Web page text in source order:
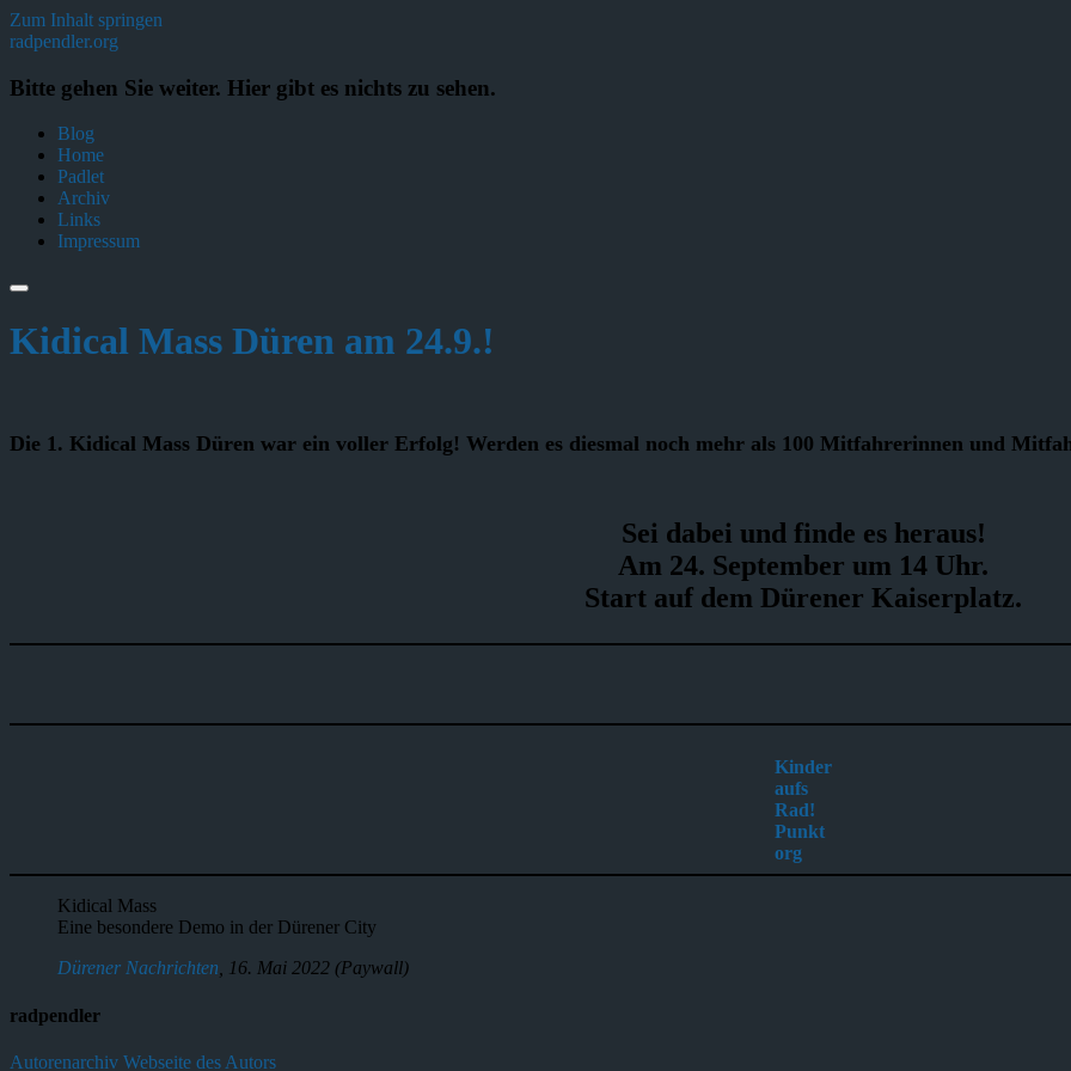
Zum Inhalt springen
radpendler.org
Bitte gehen Sie weiter. Hier gibt es nichts zu sehen.
Blog
Home
Padlet
Archiv
Links
Impressum
Kidical Mass Düren am 24.9.!
Die 1. Kidical Mass Düren war ein voller Erfolg! Werden es diesmal noch mehr als 100 Mitfahrerinnen und
Sei dabei und finde es heraus!
Am 24. September um 14 Uhr.
Start auf dem Dürener Kaiserplatz.
Kinder
aufs
Rad!
Punkt
org
Kidical Mass
Eine besondere Demo in der Dürener City
Dürener Nachrichten , 16. Mai 2022 (Paywall)
radpendler
Autorenarchiv Webseite des Autors